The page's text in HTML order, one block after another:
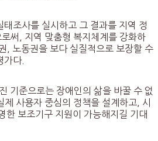
태조사를 실시하고 그 결과를 지역 정
써, 지역 맞춤형 복지체계를 강화하
, 노동권을 보다 실질적으로 보장할 수
가다.
기준으로는 장애인의 삶을 바꿀 수 없
제 사용자 중심의 정책을 설계하고, 시
한 보조기구 지원이 가능해지길 기대